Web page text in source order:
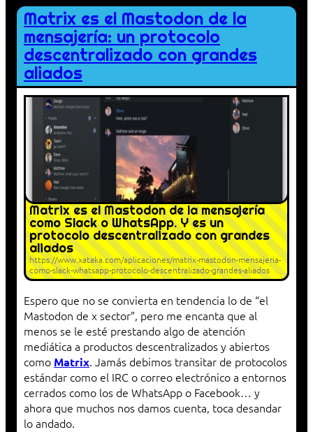
Matrix es el Mastodon de la
mensajería: un protocolo
descentralizado con grandes
aliados
Matrix es el Mastodon de la mensajería
como Slack o WhatsApp. Y es un
protocolo descentralizado con grandes
aliados
https://www.xataka.com/aplicaciones/matrix-mastodon-mensajeria-
como-slack-whatsapp-protocolo-descentralizado-grandes-aliados
Espero que no se convierta en tendencia lo de “el
Mastodon de x sector”, pero me encanta que al
menos se le esté prestando algo de atención
mediática a productos descentralizados y abiertos
como Matrix. Jamás debimos transitar de protocolos
estándar como el IRC o correo electrónico a entornos
cerrados como los de WhatsApp o Facebook… y
ahora que muchos nos damos cuenta, toca desandar
lo andado.